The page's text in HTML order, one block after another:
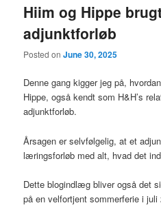
Hiim og Hippe
adjunktforløb
Posted onJune 30, 2025
Denne gang kigger jeg på,
Hippe, også kendt som H&H’s
adjunktforløb.
Årsagen er selvfølgelig, at et
læringsforløb med alt, hvad det
Dette blogindlæg bliver også det
på en velfortjent sommerferie i juli